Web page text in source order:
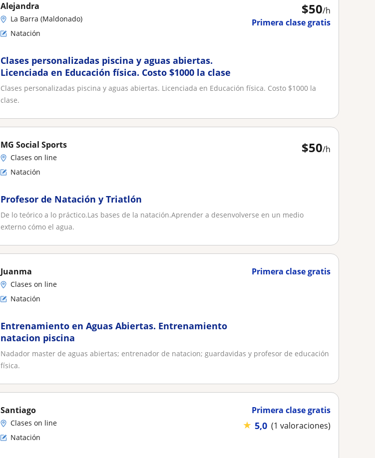
$50/h
Primera clase gratis
Alejandra
La Barra (Maldonado)
Natación
Clases personalizadas piscina y aguas abiertas.
Licenciada en Educación física. Costo $1000 la clase
Clases personalizadas piscina y aguas abiertas. Licenciada en Educación física. Costo $1000 la
clase.
$50/h
MG Social Sports
Clases on line
Natación
Profesor de Natación y Triatlón
De lo teórico a lo práctico.Las bases de la natación.Aprender a desenvolverse en un medio
externo cómo el agua.
Primera clase gratis
Juanma
Clases on line
Natación
Entrenamiento en Aguas Abiertas. Entrenamiento
natacion piscina
Nadador master de aguas abiertas; entrenador de natacion; guardavidas y profesor de educación
física.
Primera clase gratis
★ 5,0 (1 valoraciones)
Santiago
Clases on line
Natación